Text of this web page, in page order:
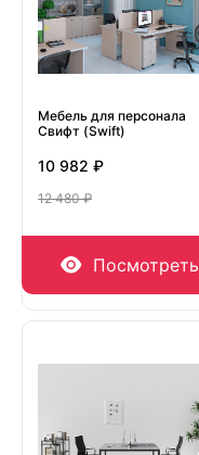
Мебель для персонала
Свифт (Swift)
10 982 ₽
12 480 ₽
Посмотреть